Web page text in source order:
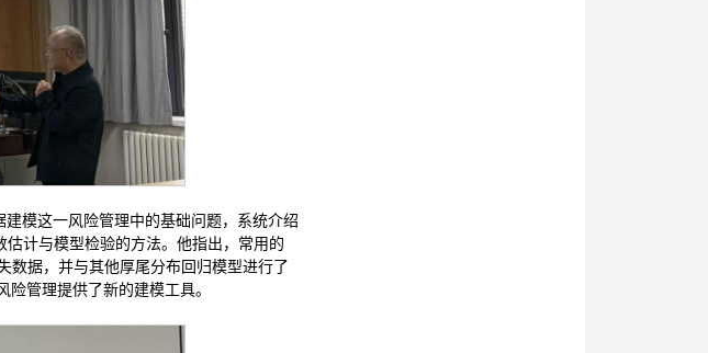
模这一风险管理中的基础问题，系统介绍
计与模型检验的方法。他指出，常用的
数据，并与其他厚尾分布回归模型进行了
管理提供了新的建模工具。